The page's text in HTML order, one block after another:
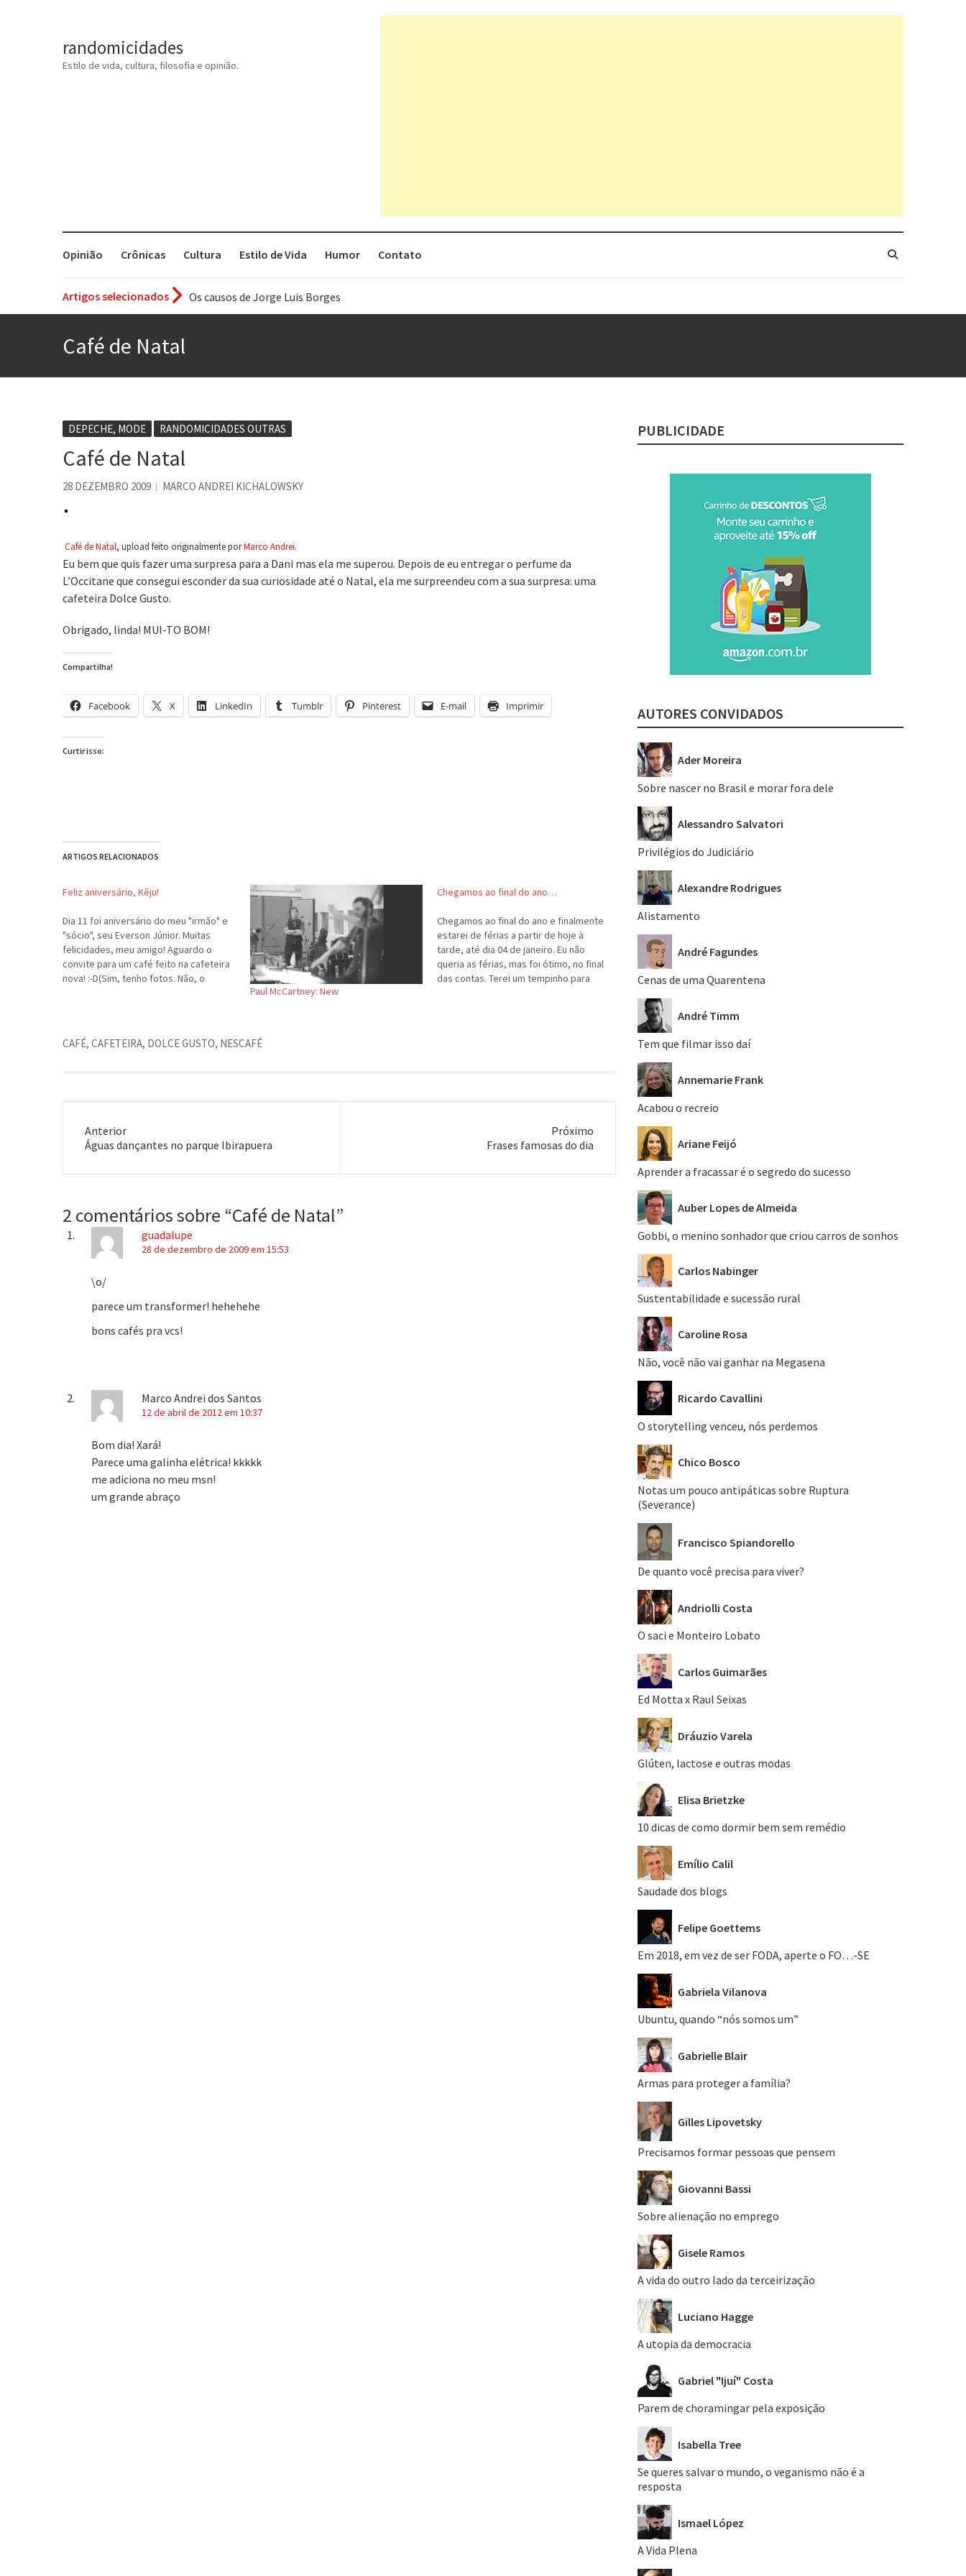
randomicidades
Estilo de vida, cultura, filosofia e opinião.
Opinião Crônicas Cultura Estilo de Vida Humor Contato
Artigos selecionados
Os causos de Jorge Luis Borges
Tem que filmar isso daí
Aprender a fracassar é o segredo do sucesso
Café de Natal
DEPECHE, MODE RANDOMICIDADES OUTRAS
Café de Natal
28 DEZEMBRO 2009 MARCO ANDREI KICHALOWSKY
Café de Natal, upload feito originalmente porMarco Andrei.
Eu bem que quis fazer uma surpresa para a Dani mas ela me superou. Depois de eu entregar o perfume da
L’Occitane que consegui esconder da sua curiosidade até o Natal, ela me surpreendeu com a sua surpresa: uma
cafeteira Dolce Gusto.
Obrigado, linda! MUI-TO BOM!
Compartilha!
Facebook X LinkedIn Tumblr Pinterest E-mail Imprimir
Curtir isso:
ARTIGOS RELACIONADOS
Feliz aniversário, Kêju!
Dia 11 foi aniversário do meu "irmão" e
"sócio", seu Everson Júnior. Muitas
felicidades, meu amigo! Aguardo o
convite para um café feito na cafeteira
nova! :-D(Sim, tenho fotos. Não, o
Paul McCartney: New
Chegamos ao final do ano…
Chegamos ao final do ano e finalmente
estarei de férias a partir de hoje à
tarde, até dia 04 de janeiro. Eu não
queria as férias, mas foi ótimo, no final
das contas. Terei um tempinho para
CAFÉ, CAFETEIRA, DOLCE GUSTO, NESCAFÉ
Anterior
Post
Águas dançantes no parque Ibirapuera
Próximo
Frases famosas do dia
2 comentários sobre “Café de Natal”
guadalupe
28 de dezembro de 2009 em 15:53
\o/
parece um transformer! hehehehe
bons cafés pra vcs!
Marco Andrei dos Santos
12 de abril de 2012 em 10:37
Bom dia! Xará!
Parece uma galinha elétrica! kkkkk
me adiciona no meu msn!
um grande abraço
PUBLICIDADE
AUTORES CONVIDADOS
Ader Moreira
Sobre nascer no Brasil e morar fora dele
Alessandro Salvatori
Privilégios do Judiciário
Alexandre Rodrigues
Alistamento
André Fagundes
Cenas de uma Quarentena
André Timm
Tem que filmar isso daí
Annemarie Frank
Acabou o recreio
Ariane Feijó
Aprender a fracassar é o segredo do sucesso
Auber Lopes de Almeida
Gobbi, o menino sonhador que criou carros de sonhos
Carlos Nabinger
Sustentabilidade e sucessão rural
Caroline Rosa
Não, você não vai ganhar na Megasena
Ricardo Cavallini
O storytelling venceu, nós perdemos
Chico Bosco
Notas um pouco antipáticas sobre Ruptura
(Severance)
Francisco Spiandorello
De quanto você precisa para viver?
Andriolli Costa
O saci e Monteiro Lobato
Carlos Guimarães
Ed Motta x Raul Seixas
Dráuzio Varela
Glúten, lactose e outras modas
Elisa Brietzke
10 dicas de como dormir bem sem remédio
Emílio Calil
Saudade dos blogs
Felipe Goettems
Em 2018, em vez de ser FODA, aperte o FO…-SE
Gabriela Vilanova
Ubuntu, quando “nós somos um”
Gabrielle Blair
Armas para proteger a família?
Gilles Lipovetsky
Precisamos formar pessoas que pensem
Giovanni Bassi
Sobre alienação no emprego
Gisele Ramos
A vida do outro lado da terceirização
Luciano Hagge
A utopia da democracia
Gabriel "Ijuí" Costa
Parem de choramingar pela exposição
Isabella Tree
Se queres salvar o mundo, o veganismo não é a
resposta
Ismael López
A Vida Plena